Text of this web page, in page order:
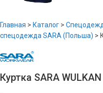
Главная > Каталог >
спецодежда SARA (Польша) >
Куртка SARA WULKAN